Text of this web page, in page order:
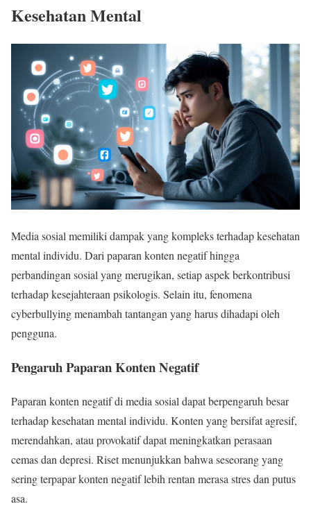
Kesehatan Mental
Media sosial memiliki dampak yang kompleks terhadap kesehatan
mental individu. Dari paparan konten negatif hingga
perbandingan sosial yang merugikan, setiap aspek berkontribusi
terhadap kesejahteraan psikologis. Selain itu, fenomena
cyberbullying menambah tantangan yang harus dihadapi oleh
pengguna.
Pengaruh Paparan Konten Negatif
Paparan konten negatif di media sosial dapat berpengaruh besar
terhadap kesehatan mental individu. Konten yang bersifat agresif,
merendahkan, atau provokatif dapat meningkatkan perasaan
cemas dan depresi. Riset menunjukkan bahwa seseorang yang
sering terpapar konten negatif lebih rentan merasa stres dan putus
asa.